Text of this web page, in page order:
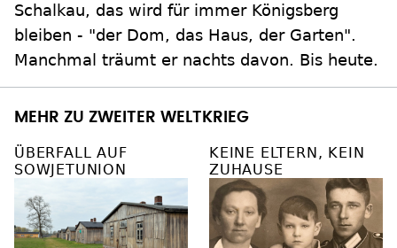
Schalkau, das wird für immer Königsberg
bleiben - "der Dom, das Haus, der Garten".
Manchmal träumt er nachts davon. Bis heute.
MEHR ZU ZWEITER WELTKRIEG
ÜBERFALL AUF
SOWJETUNION
KEINE ELTERN, KEIN
ZUHAUSE